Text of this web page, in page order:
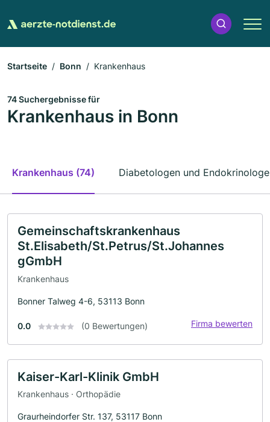
Startseite Bonn Krankenhaus
74 Suchergebnisse für
Krankenhaus in Bonn
Krankenhaus (74) Diabetologen und
Gemeinschaftskrankenhaus
St.Elisabeth/St.Petrus/St.Johannes
gGmbH
Krankenhaus
Bonner Talweg 4-6, 53113 Bonn
0.0 (0 Bewertungen) Firma bewerten
Kaiser-Karl-Klinik GmbH
Krankenhaus · Orthopädie
Graurheindorfer Str. 137, 53117 Bonn